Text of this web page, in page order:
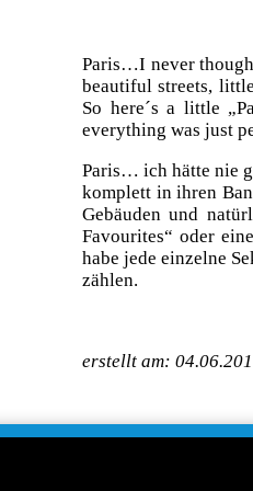
Paris…I never
beautiful streets,
So here´s a little
everything was just
Paris… ich hätte nie
komplett in ihren
Gebäuden und
Favourites“ oder
habe jede einzelne
zählen.
erstellt am: